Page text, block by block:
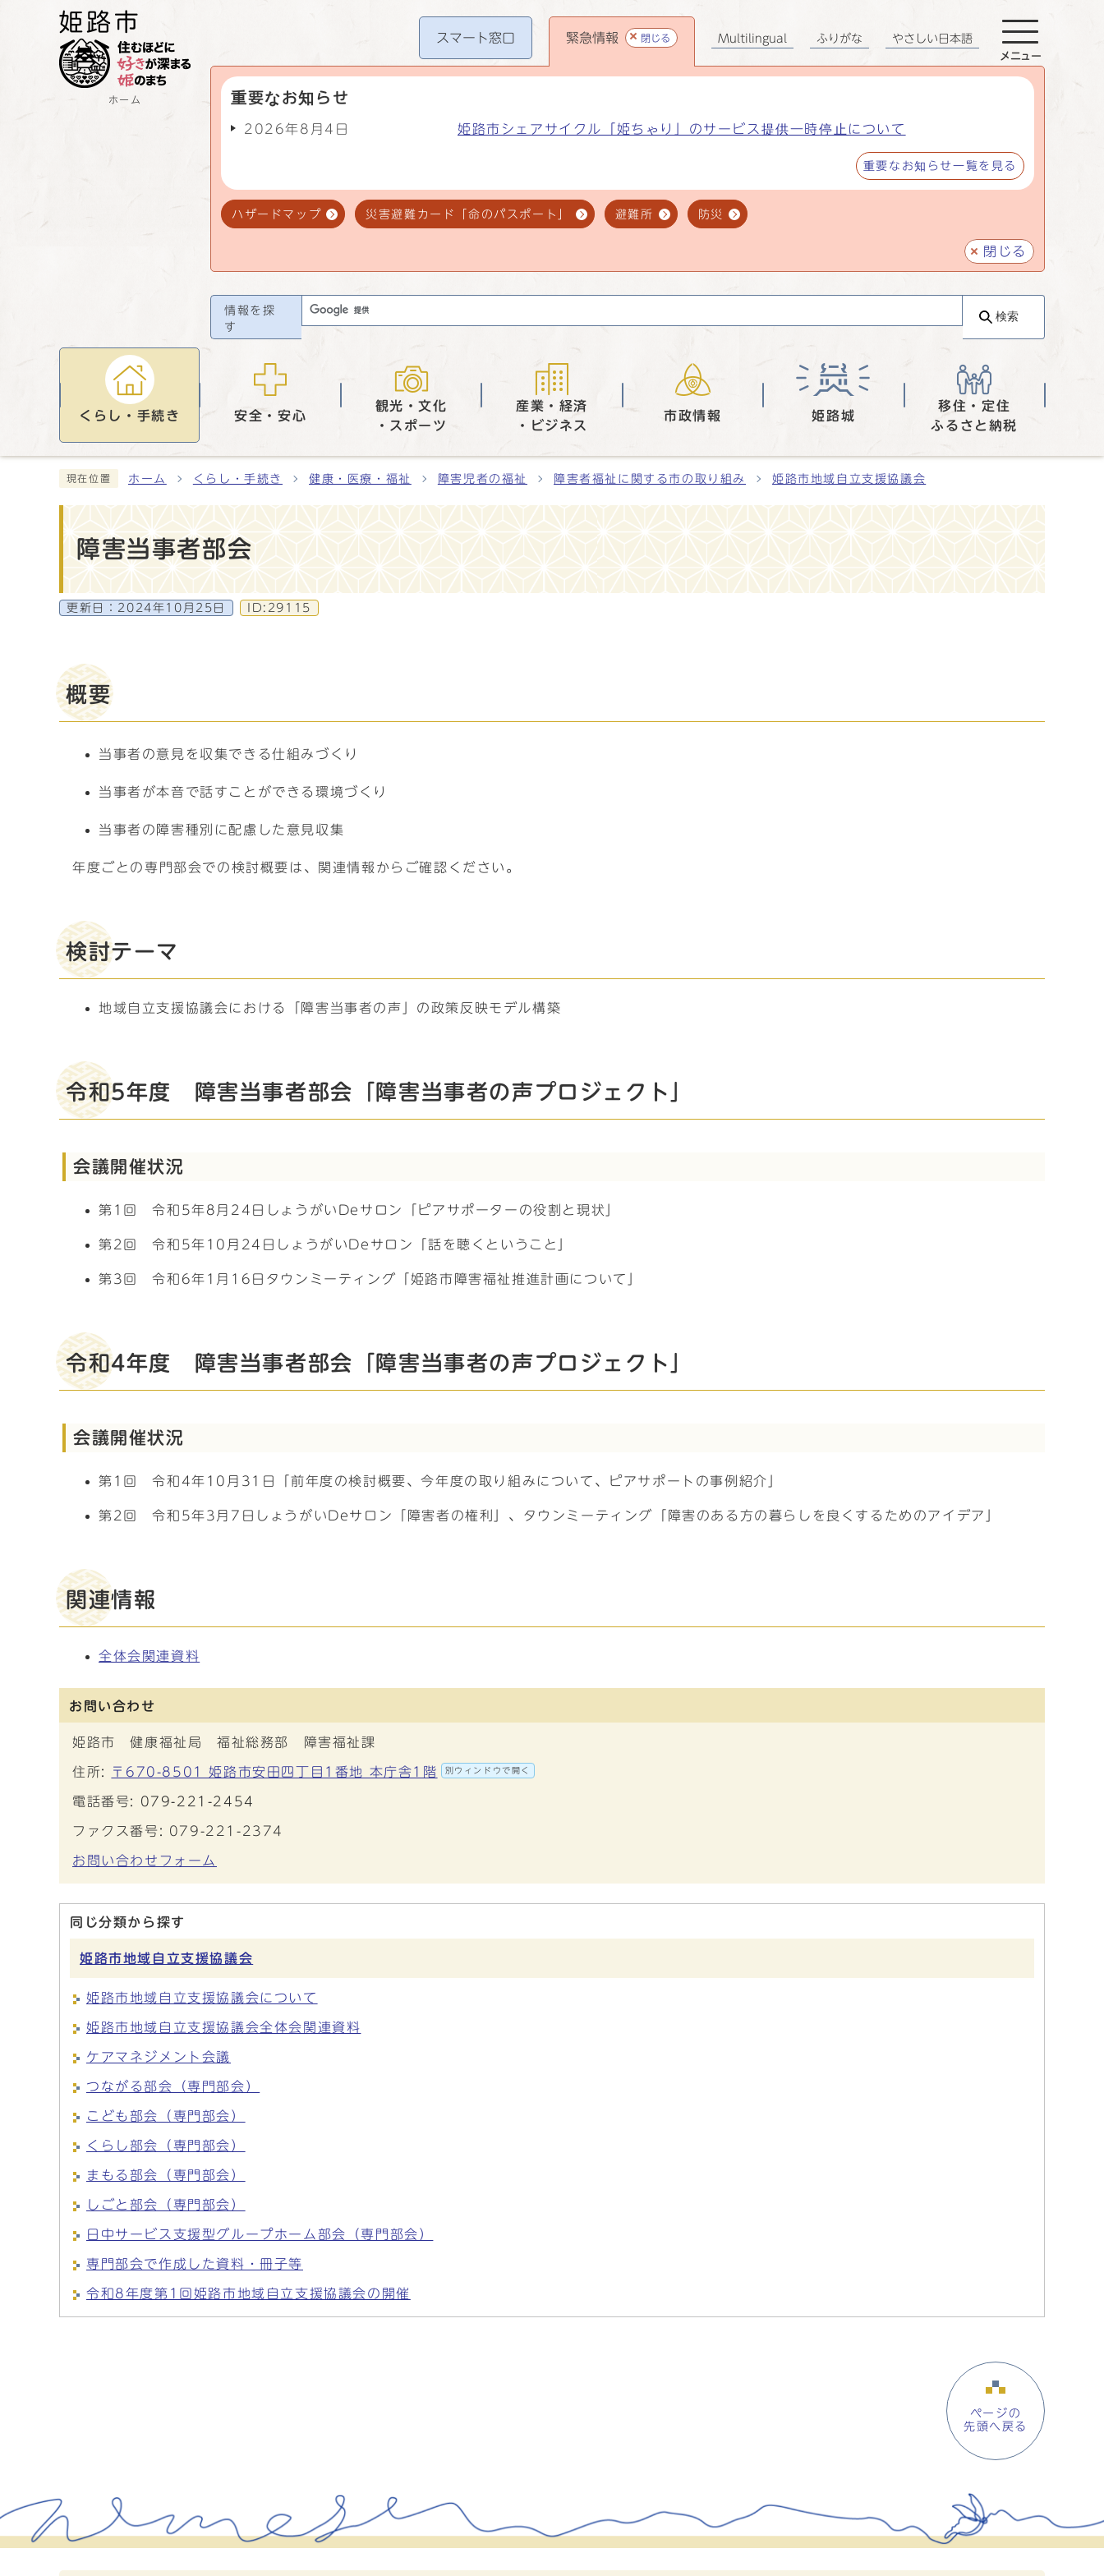
ホーム
スマート窓口 緊急情報 閉じる
重要なお知らせ
2026年8月4日 姫路市シェアサイクル「姫ちゃり」のサービス提供一時停止について
重要なお知らせ一覧を見る
ハザードマップ 災害避難カード「命のパスポート」 避難所 防災
閉じる
Multilingual ふりがな やさしい日本語
メニュー
情報を探
す
検索
くらし・手続き 安全・安心
観光・文化
・スポーツ
産業・経済
・ビジネス
市政情報 姫路城
移住・定住
ふるさと納税
現在位置 ホーム くらし・手続き 健康・医療・福祉 障害児者の福祉 障害者福祉に関する市の取り組み 姫路市地域自立支援協議会
障害当事者部会
更新日： 2024年10月25日 ID:29115
概要
当事者の意見を収集できる仕組みづくり
当事者が本音で話すことができる環境づくり
当事者の障害種別に配慮した意見収集
年度ごとの専門部会での検討概要は、関連情報からご確認ください。
検討テーマ
地域自立支援協議会における「障害当事者の声」の政策反映モデル構築
令和5年度 障害当事者部会「障害当事者の声プロジェクト」
会議開催状況
第1回 令和5年8月24日しょうがいDeサロン「ピアサポーターの役割と現状」
第2回 令和5年10月24日しょうがいDeサロン「話を聴くということ」
第3回 令和6年1月16日タウンミーティング「姫路市障害福祉推進計画について」
令和4年度 障害当事者部会「障害当事者の声プロジェクト」
会議開催状況
第1回 令和4年10月31日「前年度の検討概要、今年度の取り組みについて、ピアサポートの事例紹介」
第2回 令和5年3月7日しょうがいDeサロン「障害者の権利」、タウンミーティング「障害のある方の暮らしを良くするためのアイデア」
関連情報
全体会関連資料
お問い合わせ
姫路市 健康福祉局 福祉総務部 障害福祉課
住所: 〒670-8501 姫路市安田四丁目1番地 本庁舎1階 別ウィンドウで開く
電話番号: 079-221-2454
ファクス番号: 079-221-2374
お問い合わせフォーム
同じ分類から探す
姫路市地域自立支援協議会
姫路市地域自立支援協議会について
姫路市地域自立支援協議会全体会関連資料
ケアマネジメント会議
つながる部会（専門部会）
こども部会（専門部会）
くらし部会（専門部会）
まもる部会（専門部会）
しごと部会（専門部会）
日中サービス支援型グループホーム部会（専門部会）
専門部会で作成した資料・冊子等
令和8年度第1回姫路市地域自立支援協議会の開催
ページの
先頭へ戻る